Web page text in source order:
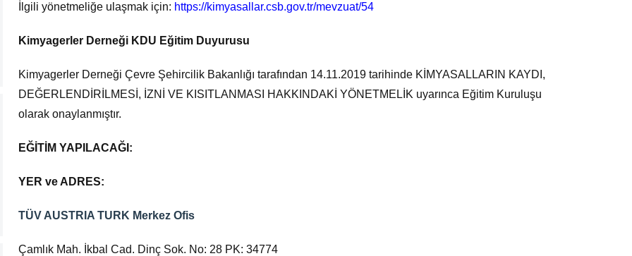
İlgili yönetmeliğe ulaşmak için: https://kimyasallar.csb.gov.tr/mevzuat/54
Kimyagerler Derneği KDU Eğitim Duyurusu
Kimyagerler Derneği Çevre Şehircilik Bakanlığı tarafından 14.11.2019 tarihinde KİMYASALLARIN KAYDI,
DEĞERLENDİRİLMESİ, İZNİ VE KISITLANMASI HAKKINDAKİ YÖNETMELİK uyarınca Eğitim Kuruluşu
olarak onaylanmıştır.
EĞİTİM YAPILACAĞI:
YER ve ADRES:
TÜV AUSTRIA TURK Merkez Ofis
Çamlık Mah. İkbal Cad. Dinç Sok. No: 28 PK: 34774